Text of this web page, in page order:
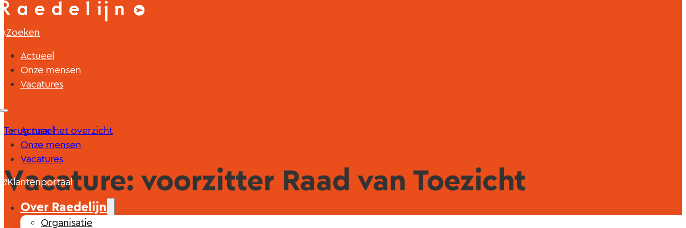
Zoeken
Actueel
Onze mensen
Vacatures
Actueel
Onze mensen
Vacatures
Klantenportaal
Over Raedelijn
Organisatie
Terug naar het overzicht
Vacature: voorzitter Raad van Toezicht